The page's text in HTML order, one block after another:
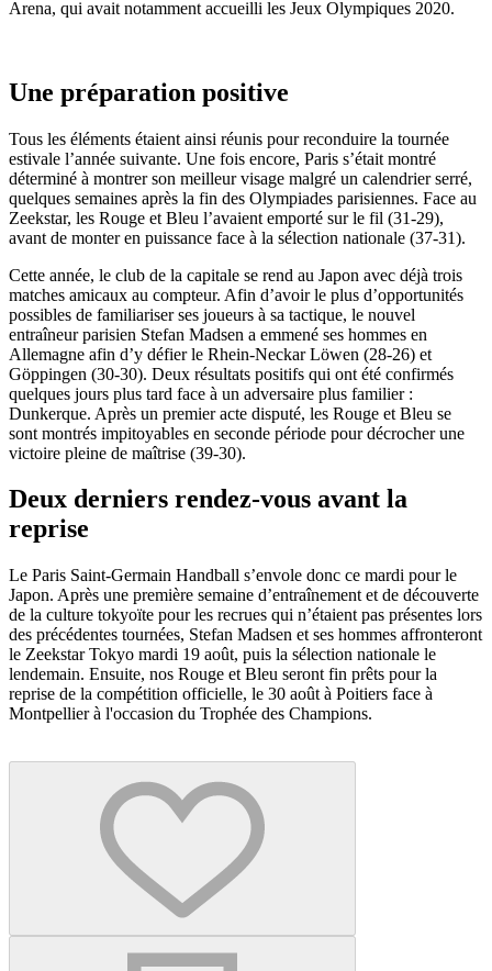
Arena, qui avait notamment accueilli les Jeux Olympiques 2020.
Une préparation positive
Tous les éléments étaient ainsi réunis pour reconduire la tournée
estivale l’année suivante. Une fois encore, Paris s’était montré
déterminé à montrer son meilleur visage malgré un calendrier serré,
quelques semaines après la fin des Olympiades parisiennes. Face au
Zeekstar, les Rouge et Bleu l’avaient emporté sur le fil (31-29),
avant de monter en puissance face à la sélection nationale (37-31).
Cette année, le club de la capitale se rend au Japon avec déjà trois
matches amicaux au compteur. Afin d’avoir le plus d’opportunités
possibles de familiariser ses joueurs à sa tactique, le nouvel
entraîneur parisien Stefan Madsen a emmené ses hommes en
Allemagne afin d’y défier le Rhein-Neckar Löwen (28-26) et
Göppingen (30-30). Deux résultats positifs qui ont été confirmés
quelques jours plus tard face à un adversaire plus familier :
Dunkerque. Après un premier acte disputé, les Rouge et Bleu se
sont montrés impitoyables en seconde période pour décrocher une
victoire pleine de maîtrise (39-30).
Deux derniers rendez-vous avant la
reprise
Le Paris Saint-Germain Handball s’envole donc ce mardi pour le
Japon. Après une première semaine d’entraînement et de découverte
de la culture tokyoïte pour les recrues qui n’étaient pas présentes lors
des précédentes tournées, Stefan Madsen et ses hommes affronteront
le Zeekstar Tokyo mardi 19 août, puis la sélection nationale le
lendemain. Ensuite, nos Rouge et Bleu seront fin prêts pour la
reprise de la compétition officielle, le 30 août à Poitiers face à
Montpellier à l'occasion du Trophée des Champions.